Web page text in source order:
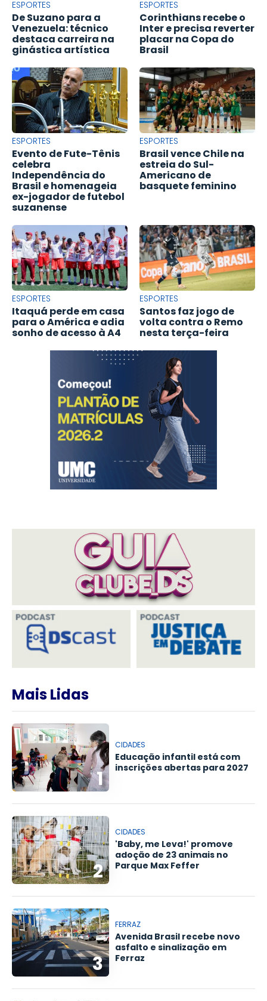
ESPORTES
De Suzano para a
Venezuela: técnico
destaca carreira na
ginástica artística
ESPORTES
Corinthians recebe o
Inter e precisa reverter
placar na Copa do
Brasil
ESPORTES
Evento de Fute-Tênis
celebra
Independência do
Brasil e homenageia
ex-jogador de futebol
suzanense
ESPORTES
Brasil vence Chile na
estreia do Sul-
Americano de
basquete feminino
ESPORTES
Itaquá perde em casa
para o América e adia
sonho de acesso à A4
ESPORTES
Santos faz jogo de
volta contra o Remo
nesta terça-feira
Mais Lidas
1
CIDADES
Educação infantil está com
inscrições abertas para 2027
2
CIDADES
'Baby, me Leva!' promove
adoção de 23 animais no
Parque Max Feffer
3
FERRAZ
Avenida Brasil recebe novo
asfalto e sinalização em
Ferraz